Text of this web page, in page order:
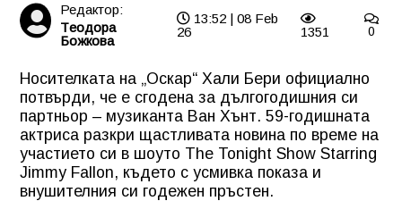
Редактор:
Tеодора
Божкова
13:52 | 08 Feb
26
1351 0
Носителката на „Оскар“ Хали Бери официално
потвърди, че е сгодена за дългогодишния си
партньор – музиканта Ван Хънт. 59-годишната
актриса разкри щастливата новина по време на
участието си в шоуто The Tonight Show Starring
Jimmy Fallon, където с усмивка показа и
внушителния си годежен пръстен.